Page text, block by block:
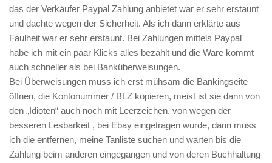
das der Verkäufer Paypal Zahlung anbietet war er sehr erstaunt
und dachte wegen der Sicherheit. Als ich dann erklärte aus
Faulheit war er sehr erstaunt. Bei Zahlungen mittels Paypal
habe ich mit ein paar Klicks alles bezahlt und die Ware kommt
auch schneller als bei Banküberweisungen.
Bei Überweisungen muss ich erst mühsam die Bankingseite
öffnen, die Kontonummer / BLZ kopieren, meist ist sie dann von
den „Idioten“ auch noch mit Leerzeichen, von wegen der
besseren Lesbarkeit , bei Ebay eingetragen wurde, dann muss
ich die entfernen, meine Tanliste suchen und warten bis die
Zahlung beim anderen eingegangen und von deren Buchhaltung